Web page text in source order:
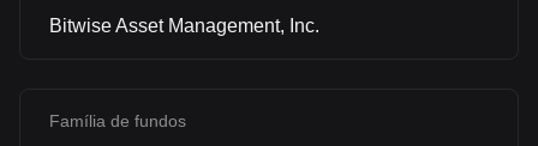
Bitwise Asset Management, Inc.
Família de fundos